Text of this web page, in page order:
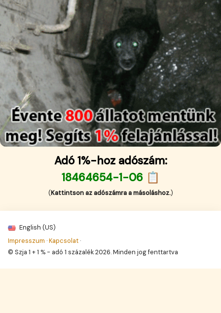
Adó 1%-hoz adószám:
18464654-1-06 📋
(Kattintson az adószámra a másoláshoz.)
English (US)
Impresszum ·Kapcsolat ·
© Szja 1 + 1 % - adó 1 százalék 2026. Minden jog fenttartva